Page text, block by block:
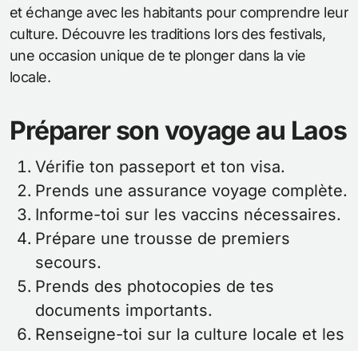
et échange avec les habitants pour comprendre leur
culture. Découvre les traditions lors des festivals,
une occasion unique de te plonger dans la vie
locale.
Préparer son voyage au Laos
Vérifie ton passeport et ton visa.
Prends une assurance voyage complète.
Informe-toi sur les vaccins nécessaires.
Prépare une trousse de premiers
secours.
Prends des photocopies de tes
documents importants.
Renseigne-toi sur la culture locale et les